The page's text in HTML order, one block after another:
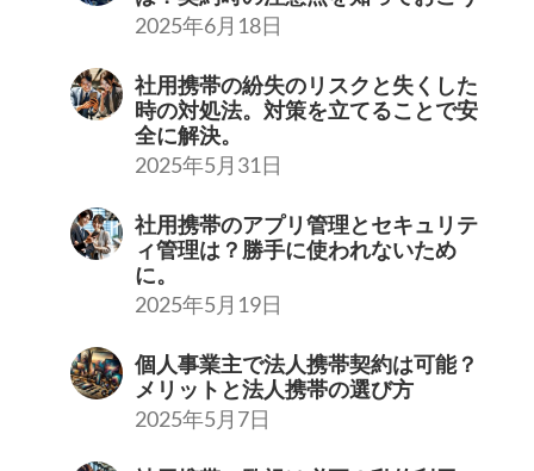
2025年6月18日
社用携帯の紛失のリスクと失くした
時の対処法。対策を立てることで安
全に解決。
2025年5月31日
社用携帯のアプリ管理とセキュリテ
ィ管理は？勝手に使われないため
に。
2025年5月19日
個人事業主で法人携帯契約は可能？
メリットと法人携帯の選び方
2025年5月7日